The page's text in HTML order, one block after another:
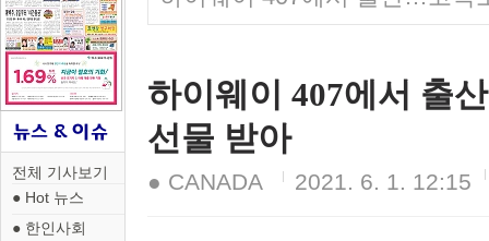
전체 기사보기
● Hot 뉴스
● 한인사회
하이웨이 407에서 출
선물 받아
● CANADA 2021. 6. 1. 12:15